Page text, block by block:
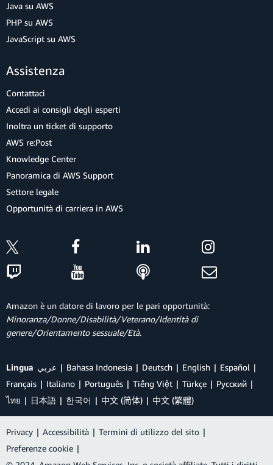
Java su AWS
PHP su AWS
JavaScript su AWS
Assistenza
Contattaci
Accedi ai consigli degli esperti
Inoltra un ticket di supporto
AWS re:Post
Knowledge Center
Panoramica di AWS Support
Settore legale
Opportunità di carriera in AWS
Amazon è un datore di lavoro per le pari opportunità:
Minoranza/Donne/Disabilità/Veterano/Identità di
genere/Orientamento sessuale/Età.
Lingua عربي Bahasa Indonesia Deutsch English
Español
Français
Italiano Português Tiếng Việt Türkçe
Ρусский
ไทย
日本語 한국어 中文 (简体) 中文 (繁體)
Privacy | Accessibilità | Termini di utilizzo del sito |
Preferenze cookie |